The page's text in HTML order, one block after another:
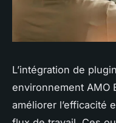
L’intégration de
environnement AMO
améliorer l’efficacité